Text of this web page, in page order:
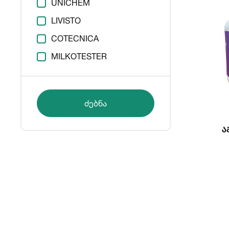
UNICHEM
LIVISTO
COTECNICA
MILKOTESTER
ძებნა